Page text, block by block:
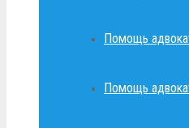
Помощь
Помощь